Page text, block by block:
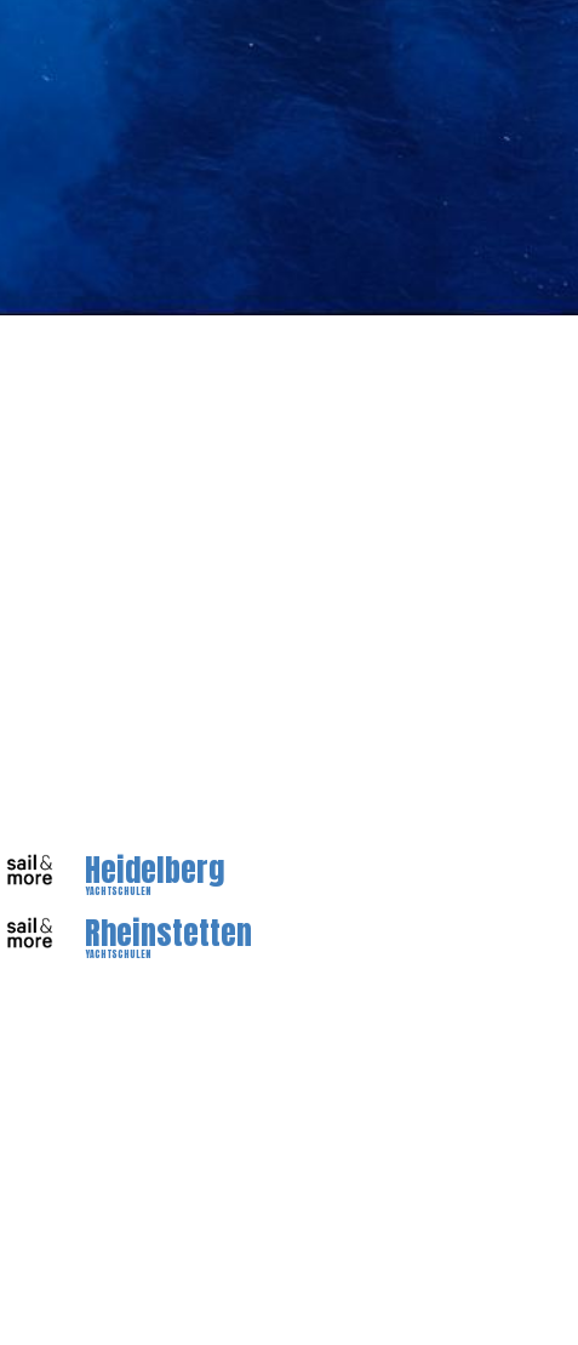
Heidelberg
YACHTSCHULEN
Rheinstetten
YACHTSCHULEN